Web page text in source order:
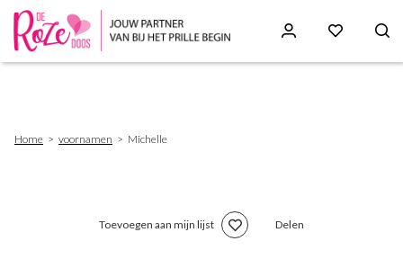
Home voornamen Michelle
Toevoegen aan mijn lijst Delen